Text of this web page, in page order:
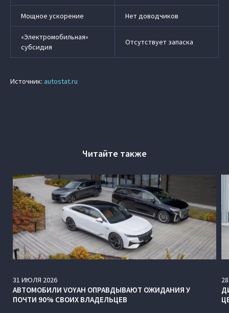
Мощное ускорение Нет доводчиков
«Электромобильная»
субсидия
Отсутствует запаска
Источник: autostat.ru
Читайте также
31 ИЮЛЯ 2026
АВТОМОБИЛИ VOYAH ОПРАВДЫВАЮТ ОЖИДАНИЯ У
ПОЧТИ 90% СВОИХ ВЛАДЕЛЬЦЕВ
28